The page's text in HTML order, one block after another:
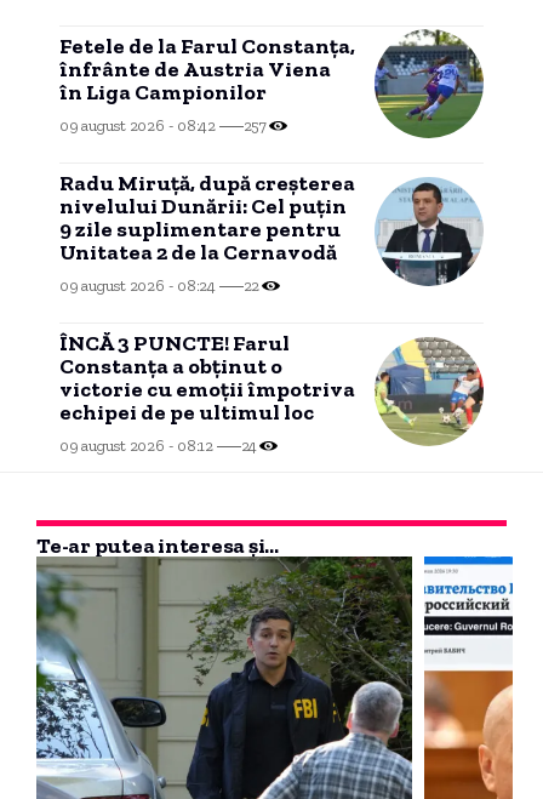
Fetele de la Farul Constanța,
înfrânte de Austria Viena
în Liga Campionilor
09 august 2026 - 08:42 257
Radu Miruță, după creșterea
nivelului Dunării: Cel puțin
9 zile suplimentare pentru
Unitatea 2 de la Cernavodă
09 august 2026 - 08:24 22
ÎNCĂ 3 PUNCTE! Farul
Constanța a obținut o
victorie cu emoții împotriva
echipei de pe ultimul loc
09 august 2026 - 08:12 24
Te-ar putea interesa și...